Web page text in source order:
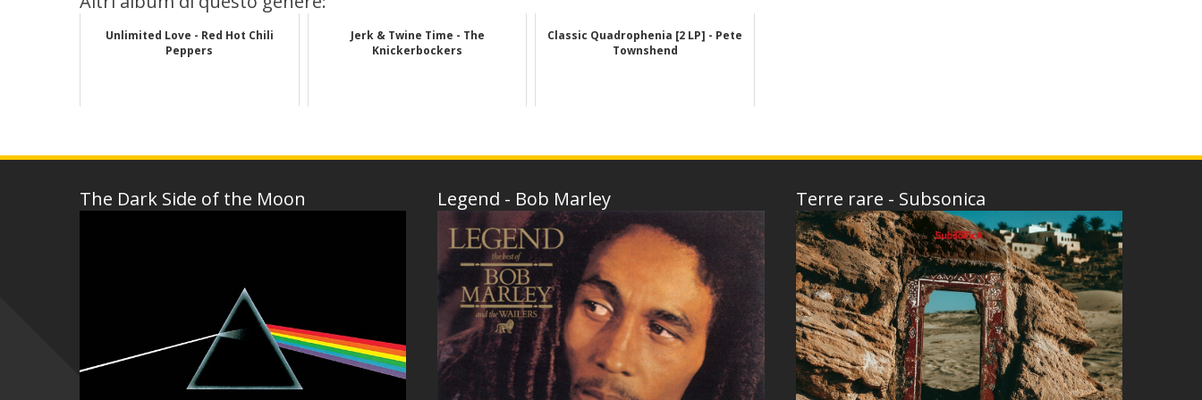
Unlimited Love - Red Hot Chili
Peppers
Jerk & Twine Time - The
Knickerbockers
Classic Quadrophenia [2 LP] - Pete
Townshend
The Dark Side of the Moon Legend - Bob Marley Terre rare - Subsonica